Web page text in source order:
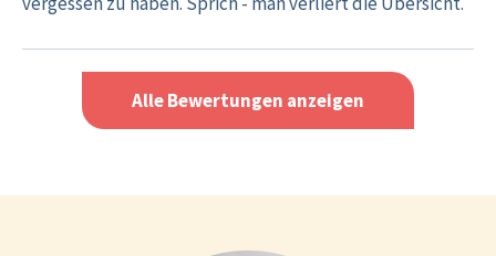
Alle Bewertungen anzeigen